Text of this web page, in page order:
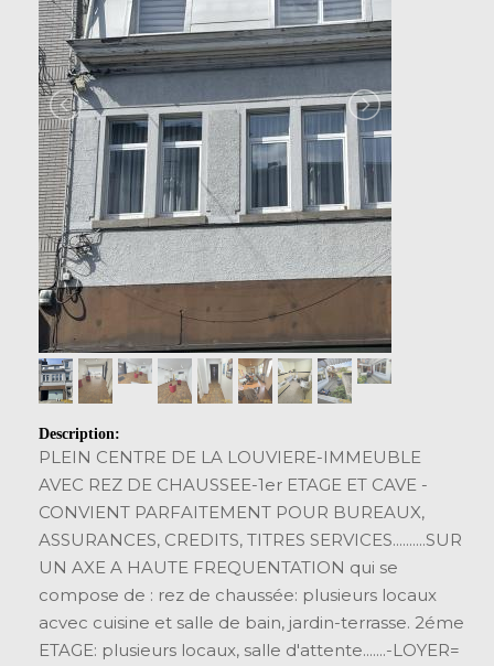
Description:
PLEIN CENTRE DE LA LOUVIERE-IMMEUBLE
AVEC REZ DE CHAUSSEE-1er ETAGE ET CAVE -
CONVIENT PARFAITEMENT POUR BUREAUX,
ASSURANCES, CREDITS, TITRES SERVICES..........SUR
UN AXE A HAUTE FREQUENTATION qui se
compose de : rez de chaussée: plusieurs locaux
acvec cuisine et salle de bain, jardin-terrasse. 2éme
ETAGE: plusieurs locaux, salle d'attente.......-LOYER=